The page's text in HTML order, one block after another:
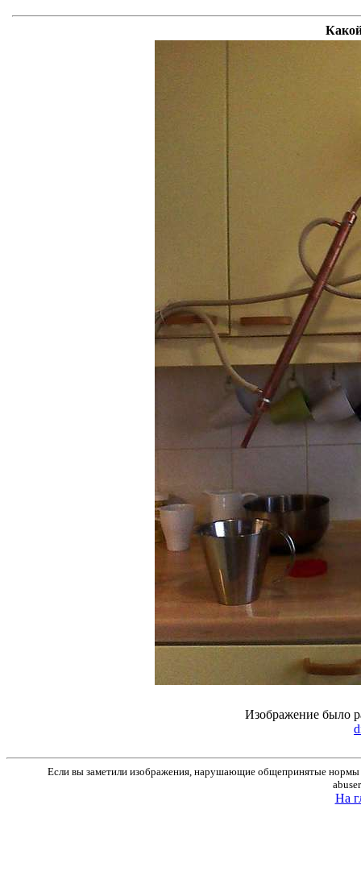
Изображение было
Если вы заметили изображения, нарушающие общепринятые нормы
На